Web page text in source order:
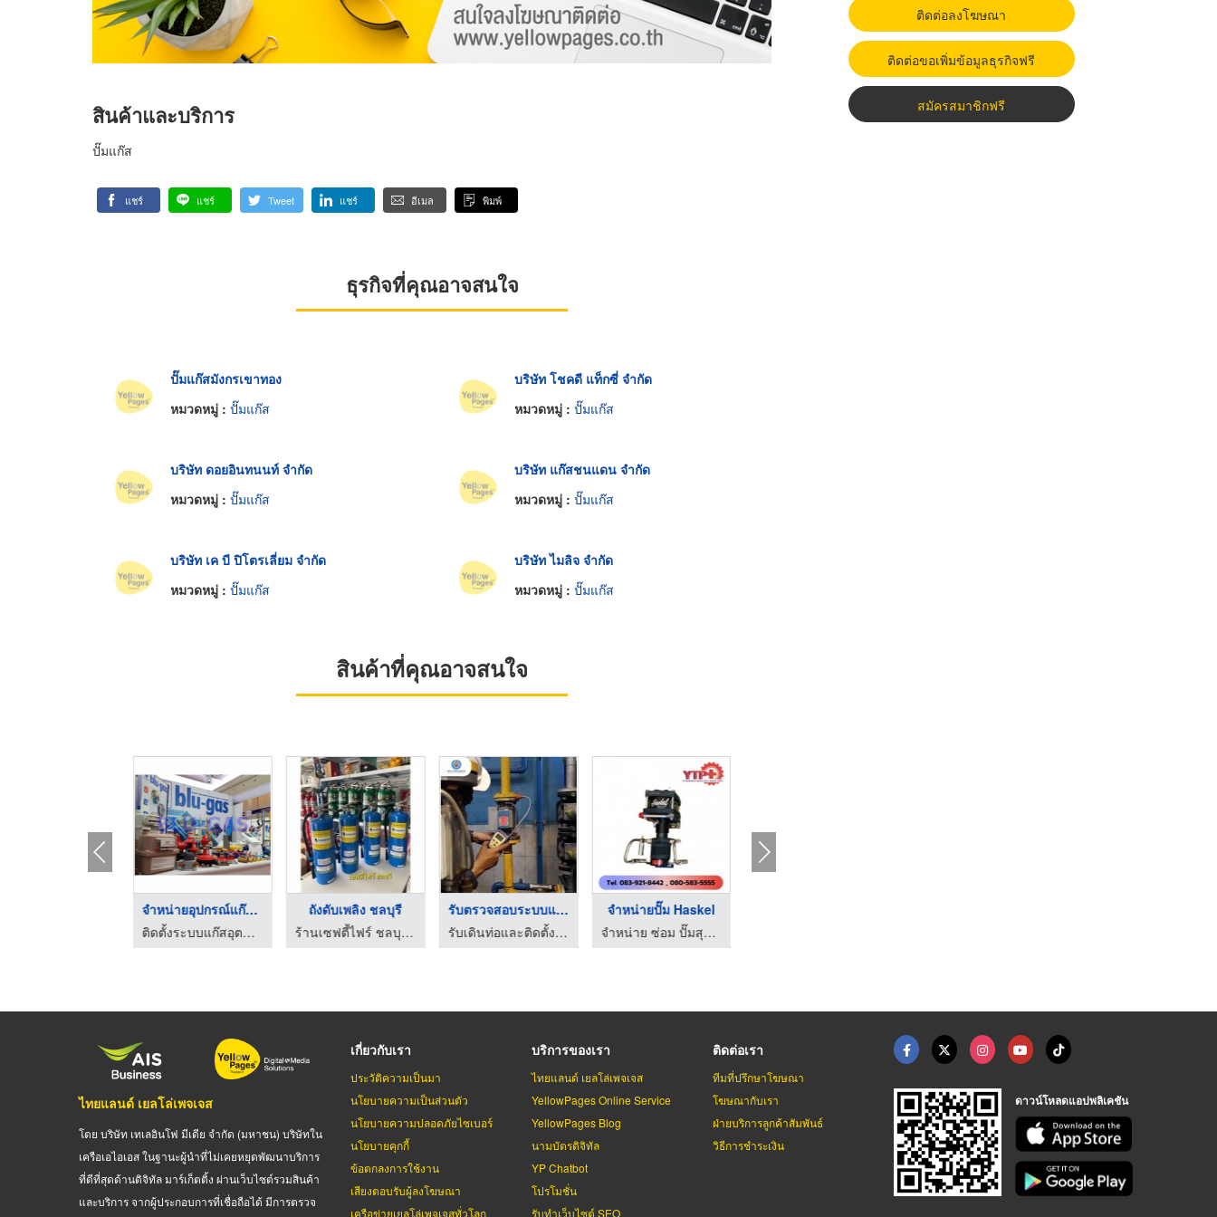
สินค้าและบริการ
ปั๊มแก๊ส
แชร์ แชร์ Tweet แชร์ อีเมล พิมพ์
ธุรกิจที่คุณอาจสนใจ
ปั๊มแก๊สมังกรเขาทอง
หมวดหมู่ : ปั๊มแก๊ส
บริษัท โชคดี แท็กซี่ จำกัด
หมวดหมู่ : ปั๊มแก๊ส
บริษัท ดอยอินทนนท์ จำกัด
หมวดหมู่ : ปั๊มแก๊ส
บริษัท แก๊สชนแดน จำกัด
หมวดหมู่ : ปั๊มแก๊ส
บริษัท เค บี ปิโตรเลี่ยม จำกัด
หมวดหมู่ : ปั๊มแก๊ส
บริษัท ไมลิจ จำกัด
หมวดหมู่ : ปั๊มแก๊ส
สินค้าที่คุณอาจสนใจ
จำหน่ายอุปกรณ์แก๊สแอ ...
ติดตั้งระบบแก๊สอุตสาหกรรม - บลูแกส
ถังดับเพลิง ชลบุรี
ร้านเซฟตี้ไฟร์ ชลบุรีการดับเพลิง
รับตรวจสอบระบบแก๊สแอ ...
รับเดินท่อและติดตั้งระบบแก๊ส LPG, NG, LNG - โอแก๊ส เอ็นจิเนียริ่ง
จำหน่ายปั๊ม Haskel
จำหน่าย ซ่อม ปั๊มสุญญากาศ ปั๊ม Haskel - YTP
ติดต่อลงโฆษณา
ติดต่อขอเพิ่มข้อมูลธุรกิจฟรี
สมัครสมาชิกฟรี
ไทยแลนด์ เยลโล่เพจเจส
โดย บริษัท เทเลอินโฟ มีเดีย จำกัด (มหาชน) บริษัทใน
เครือเอไอเอส ในฐานะผู้นำที่ไม่เคยหยุดพัฒนาบริการ
ที่ดีที่สุดด้านดิจิทัล มาร์เก็ตติ้ง ผ่านเว็บไซต์รวมสินค้า
และบริการ จากผู้ประกอบการที่เชื่อถือได้ มีการตรวจ
เกี่ยวกับเรา
ประวัติความเป็นมา
นโยบายความเป็นส่วนตัว
นโยบายความปลอดภัยไซเบอร์
นโยบายคุกกี้
ข้อตกลงการใช้งาน
เสียงตอบรับผู้ลงโฆษณา
เครือข่ายเยลโล่เพจเจสทั่วโลก
บริการของเรา
ไทยแลนด์ เยลโล่เพจเจส
YellowPages Online Service
YellowPages Blog
นามบัตรดิจิทัล
YP Chatbot
โปรโมชั่น
รับทำเว็บไซต์ SEO
ติดต่อเรา
ทีมที่ปรึกษาโฆษณา
โฆษณากับเรา
ฝ่ายบริการลูกค้าสัมพันธ์
วิธีการชำระเงิน
ดาวน์โหลดแอปพลิเคชัน